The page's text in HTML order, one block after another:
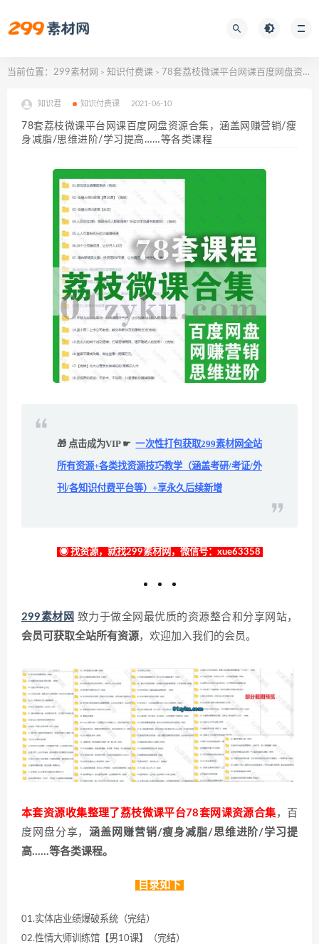
当前位置： 299素材网 > 知识付费课 > 78套荔枝微课平台网课百度网盘资源合集，涵盖网赚营销/瘦身减脂/思维进阶/学习提高……等各类课程
知识君 知识付费课 2021-06-10
78套荔枝微课平台网课百度网盘资源合集，涵盖网赚营销/瘦
身减脂/思维进阶/学习提高……等各类课程
🎁 点击成为VIP ☛ 一次性打包获取299素材网全站
所有资源+各类找资源技巧教学（涵盖考研/考证/外
刊/各知识付费平台等）+享永久后续新增
◉ 找资源，就找299素材网，微信号：xue63358
299素材网 致力于做全网最优质的资源整合和分享网站，
会员可获取全站所有资源，欢迎加入我们的会员。
本套资源收集整理了荔枝微课平台78套网课资源合集 ，百
度网盘分享，涵盖网赚营销/瘦身减脂/思维进阶/学习提
高……等各类课程。
目录如下
01.实体店业绩爆破系统（完结）
02.性情大师训练馆【男10课】（完结）